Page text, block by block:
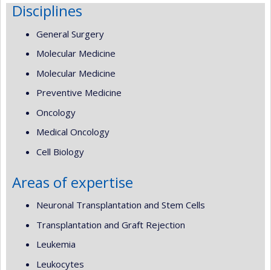
Disciplines
General Surgery
Molecular Medicine
Molecular Medicine
Preventive Medicine
Oncology
Medical Oncology
Cell Biology
Areas of expertise
Neuronal Transplantation and Stem Cells
Transplantation and Graft Rejection
Leukemia
Leukocytes